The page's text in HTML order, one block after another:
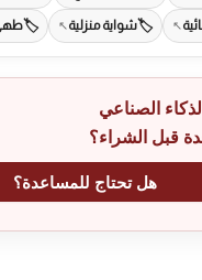
شواية منزلية
قبل الشراء؟
هل تحتاج للمساعدة؟